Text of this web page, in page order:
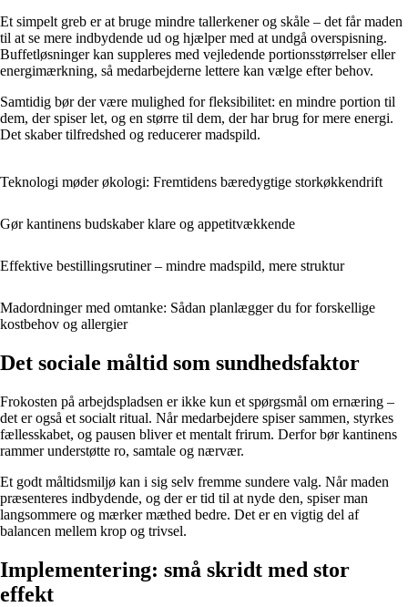
Et simpelt greb er at bruge mindre tallerkener og skåle – det får maden
til at se mere indbydende ud og hjælper med at undgå overspisning.
Buffetløsninger kan suppleres med vejledende portionsstørrelser eller
energimærkning, så medarbejderne lettere kan vælge efter behov.
Samtidig bør der være mulighed for fleksibilitet: en mindre portion til
dem, der spiser let, og en større til dem, der har brug for mere energi.
Det skaber tilfredshed og reducerer madspild.
Teknologi møder økologi: Fremtidens bæredygtige storkøkkendrift
Gør kantinens budskaber klare og appetitvækkende
Effektive bestillingsrutiner – mindre madspild, mere struktur
Madordninger med omtanke: Sådan planlægger du for forskellige
kostbehov og allergier
Det sociale måltid som sundhedsfaktor
Frokosten på arbejdspladsen er ikke kun et spørgsmål om ernæring –
det er også et socialt ritual. Når medarbejdere spiser sammen, styrkes
fællesskabet, og pausen bliver et mentalt frirum. Derfor bør kantinens
rammer understøtte ro, samtale og nærvær.
Et godt måltidsmiljø kan i sig selv fremme sundere valg. Når maden
præsenteres indbydende, og der er tid til at nyde den, spiser man
langsommere og mærker mæthed bedre. Det er en vigtig del af
balancen mellem krop og trivsel.
Implementering: små skridt med stor
effekt